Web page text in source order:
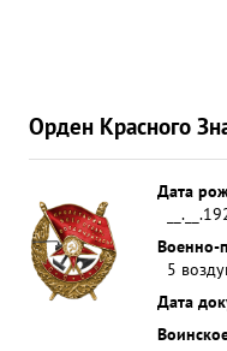
Орден Красного
Дата
Военно-
5
Дата